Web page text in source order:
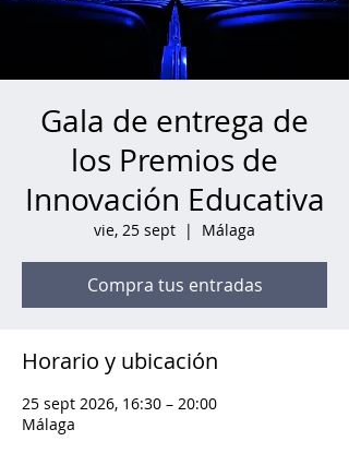
Gala de entrega de
los Premios de
Innovación Educativa
vie, 25 sept
  |
Málaga
Compra tus entradas
Horario y ubicación
25 sept 2026, 16:30 – 20:00
Málaga